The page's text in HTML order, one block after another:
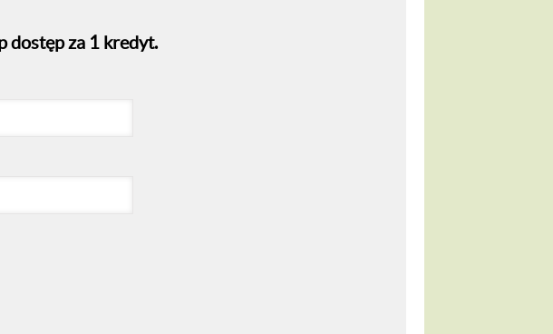
dostęp za 1 kredyt.